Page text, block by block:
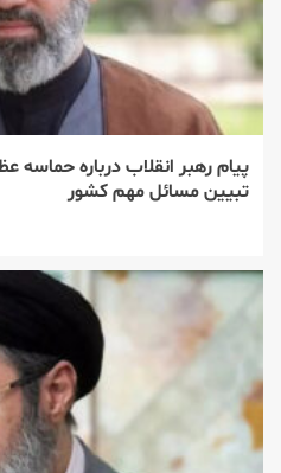
پیام رهبر انقلاب درباره حماسه
تبیین مسائل مهم کشور